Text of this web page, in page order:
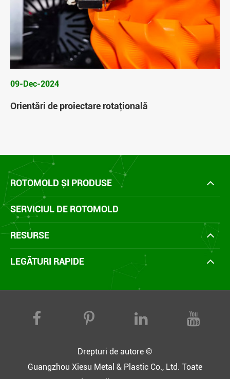
09-Dec-2024
Orientări de proiectare rotaţională
ROTOMOLD ȘI PRODUSE
SERVICIUL DE ROTOMOLD
RESURSE
LEGĂTURI RAPIDE
Drepturi de autore ©
Guangzhou Xiesu Metal & Plastic Co., Ltd. Toate